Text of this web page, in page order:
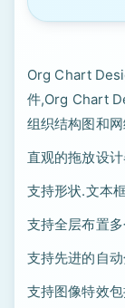
Org Chart
件,Org Chart
组织结构图和网
直观的拖放设
支持形状.文本
支持全层布置
支持先进的自
支持图像特效